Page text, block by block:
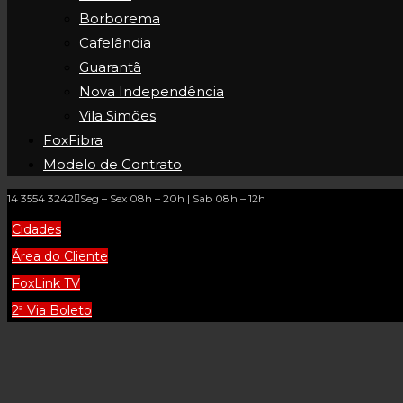
Borborema
Cafelândia
Guarantã
Nova Independência
Vila Simões
FoxFibra
Modelo de Contrato
14 3554 3242 Seg – Sex 08h – 20h | Sab 08h – 12h
Cidades
Área do Cliente
FoxLink TV
2ª Via Boleto